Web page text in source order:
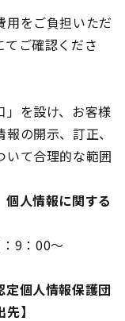
用をご負担いただ
ご確認くださ
」を設け、お客様
の開示、訂正、
いて合理的な範囲
人情報に関する
9：00～
定個人情報保護団
】